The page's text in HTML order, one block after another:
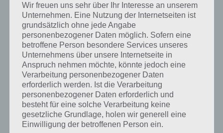
du erhälst ein kurzes Seil.
Wir freuen uns sehr über Ihr Interesse an unserem
Unternehmen. Eine Nutzung der Internetseiten ist
grundsätzlich ohne jede Angabe
personenbezogener Daten möglich. Sofern eine
betroffene Person besondere Services unseres
Unternehmens über unsere Internetseite in
Anspruch nehmen möchte, könnte jedoch eine
Verarbeitung personenbezogener Daten
erforderlich werden. Ist die Verarbeitung
personenbezogener Daten erforderlich und
besteht für eine solche Verarbeitung keine
gesetzliche Grundlage, holen wir generell eine
Einwilligung der betroffenen Person ein.